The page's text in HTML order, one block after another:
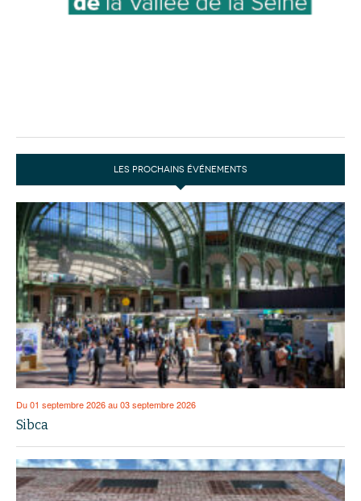
LES PROCHAINS ÉVÉNEMENTS
Du 01 septembre 2026 au 03 septembre 2026
Sibca